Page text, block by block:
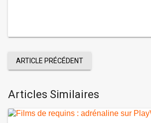
ARTICLE PRÉCÉDENT
Articles Similaires